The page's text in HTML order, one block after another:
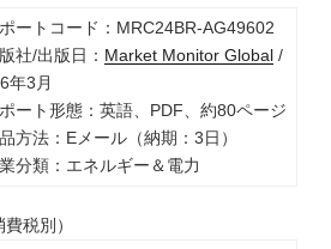
ートコード：MRC24BR-AG49602
社/出版日： Market Monitor Global/
年3月
ート形態：英語、PDF、約80ページ
方法：Eメール（納期：3日）
分類：エネルギー＆電力
税別）